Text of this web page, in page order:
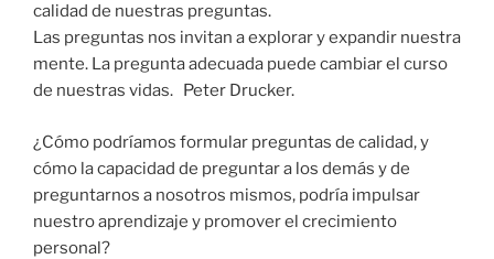
calidad de nuestras preguntas.
Las preguntas nos invitan a explorar y expandir nuestra
mente. La pregunta adecuada puede cambiar el curso
de nuestras vidas. Peter Drucker.
¿Cómo podríamos formular preguntas de calidad, y
cómo la capacidad de preguntar a los demás y de
preguntarnos a nosotros mismos, podría impulsar
nuestro aprendizaje y promover el crecimiento
personal?